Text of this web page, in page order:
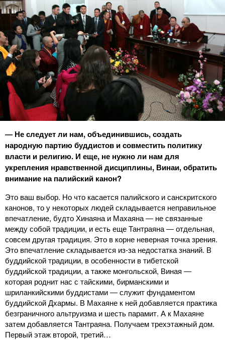
― Не следует ли нам, объединившись, создать
народную партию буддистов и совместить политику
власти и религию. И еще, не нужно ли нам для
укрепления нравственной дисциплины, Винаи, обратить
внимание на палийский канон?
Это ваш выбор. Но что касается палийского и санскритского
канонов, то у некоторых людей складывается неправильное
впечатление, будто Хинаяна и Махаяна ― не связанные
между собой традиции, и есть еще Тантраяна ― отдельная,
совсем другая традиция. Это в корне неверная точка зрения.
Это впечатление складывается из-за недостатка знаний. В
буддийской традиции, в особенности в тибетской
буддийской традиции, а также монгольской, Виная ―
которая роднит нас с тайскими, бирманскими и
шриланкийскими буддистами ― служит фундаментом
буддийской Дхармы. В Махаяне к ней добавляется практика
безграничного альтруизма и шесть парамит. А к Махаяне
затем добавляется Тантраяна. Получаем трехэтажный дом.
Первый этаж второй, третий…